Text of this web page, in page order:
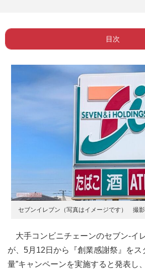
目次
Page 1 ー セブン感謝祭に皮
セブンイレブン（写真はイメージです） 撮
大手コンビニチェーンのセブン‐イ
が、5月12日から『創業感謝祭』をス
量”キャンペーンを実施すると発表し